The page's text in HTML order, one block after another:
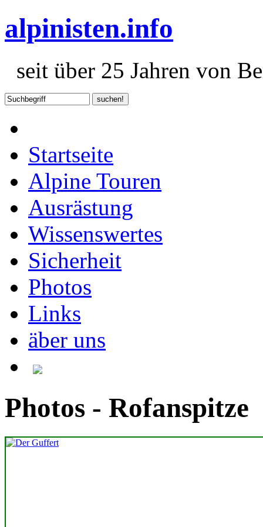
alpinisten.info
seit über 25 Jahren von
Startseite
Alpine Touren
Ausrästung
Wissenswertes
Sicherheit
Photos
Links
äber uns
Photos - Rofanspitze